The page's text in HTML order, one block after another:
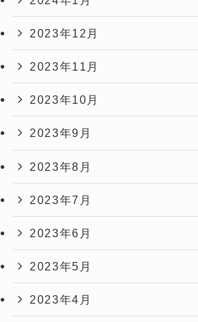
2023年12月
2023年11月
2023年10月
2023年9月
2023年8月
2023年7月
2023年6月
2023年5月
2023年4月